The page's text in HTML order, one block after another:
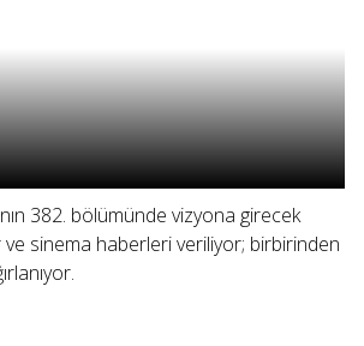
382. bölümünde vizyona girecek
sinema haberleri veriliyor; birbirinden